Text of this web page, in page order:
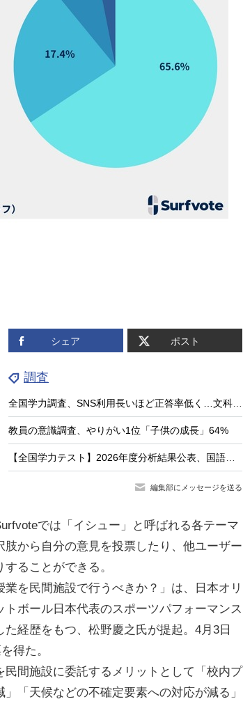
シェア ポスト
調査
全国学力調査、SNS利用長いほど正答率低く…文科相8/4会見
教員の意識調査、やりがい1位「子供の成長」64%
【全国学力テスト】2026年度分析結果公表、国語・英語に共通の弱点は「根拠を示す力」
編集部にメッセージを送る
では「イシュー」と呼ばれる各テーマ
肢から自分の意見を投票したり、他ユーザー
ることができる。
を民間施設で行うべきか？」は、日本オリ
ボール日本代表のスポーツパフォーマンス
経歴をもつ、松野慶之氏が提起。4月3日
得た。
間施設に委託するメリットとして「校内プ
「天候などの不確定要素への対応が減る」